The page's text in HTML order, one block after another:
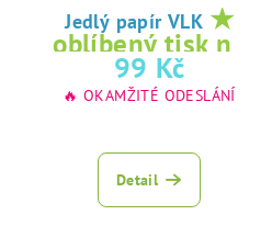
Jedlý papír VLK ★
oblíbený tisk na
jedlý papír
99 Kč
🔥 OKAMŽITÉ ODESLÁNÍ
Detail